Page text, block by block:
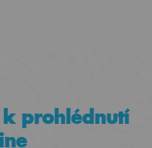
prohlédnutí